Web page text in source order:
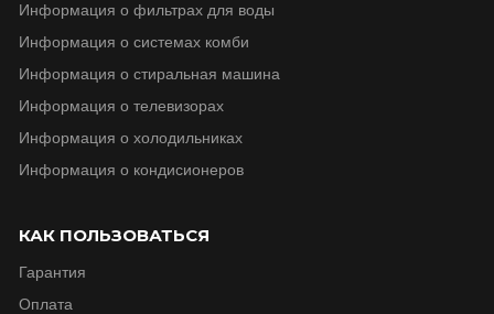
Информация о фильтрах для воды
Информация о системах комби
Информация о стиральная машина
Информация о телевизорax
Информация о холодильниках
Информация о кондисионеров
КАК ПОЛЬЗОВАТЬСЯ
Гарантия
Оплата